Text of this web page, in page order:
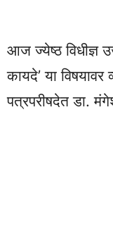
आज ज्येष्ठ विधीज्ञ
कायदे’ या विषयावर
पत्रपरीषदेत डा.